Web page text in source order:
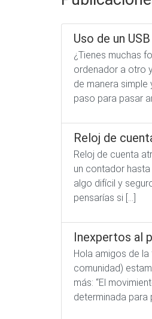
Uso de un
¿Tienes muchas
ordenador a otro
de manera
paso para pasar
Reloj de
Reloj de cuenta
un contador
algo difícil y
pensarías si […]
Inexpertos al
Hola amigos de
comunidad)
más: “El
determinada para